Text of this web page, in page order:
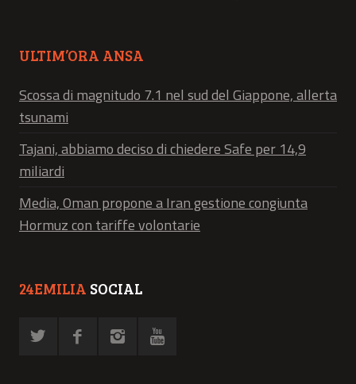
ULTIM’ORA ANSA
Scossa di magnitudo 7.1 nel sud del Giappone, allerta
tsunami
Tajani, abbiamo deciso di chiedere Safe per 14,9
miliardi
Media, Oman propone a Iran gestione congiunta
Hormuz con tariffe volontarie
24EMILIA SOCIAL